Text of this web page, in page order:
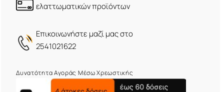
ελαττωματικών προϊόντων
Eπικοινωνήστε μαζί μας στο
2541021622
Δυνατότητα Αγοράς Μέσω Χρεωστικής